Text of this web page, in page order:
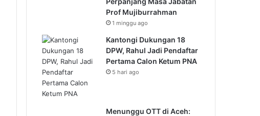
Prof Mujiburrahman
1 minggu ago
Kantongi Dukungan 18
DPW, Rahul Jadi Pendaftar
Pertama Calon Ketum PNA
5 hari ago
Menunggu OTT di Aceh: